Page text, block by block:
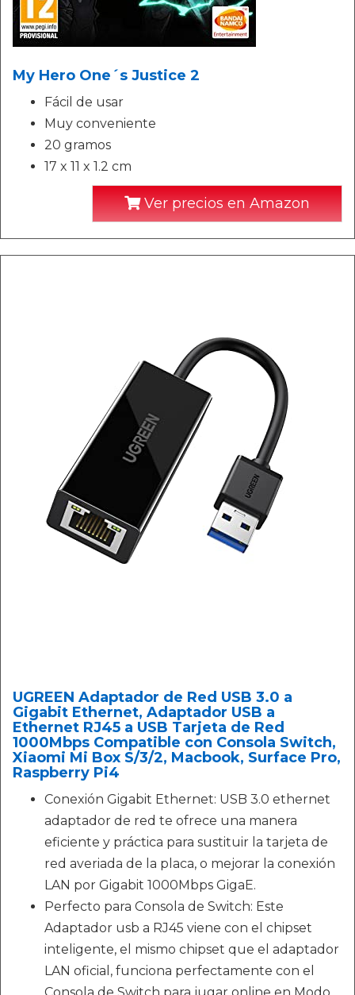
My Hero One´s Justice 2
Fácil de usar
Muy conveniente
20 gramos
17 x 11 x 1.2 cm
Ver precios en Amazon
UGREEN Adaptador de Red USB 3.0 a
Gigabit Ethernet, Adaptador USB a
Ethernet RJ45 a USB Tarjeta de Red
1000Mbps Compatible con Consola Switch,
Xiaomi Mi Box S/3/2, Macbook, Surface Pro,
Raspberry Pi4
Conexión Gigabit Ethernet: USB 3.0 ethernet
adaptador de red te ofrece una manera
eficiente y práctica para sustituir la tarjeta de
red averiada de la placa, o mejorar la conexión
LAN por Gigabit 1000Mbps GigaE.
Perfecto para Consola de Switch: Este
Adaptador usb a RJ45 viene con el chipset
inteligente, el mismo chipset que el adaptador
LAN oficial, funciona perfectamente con el